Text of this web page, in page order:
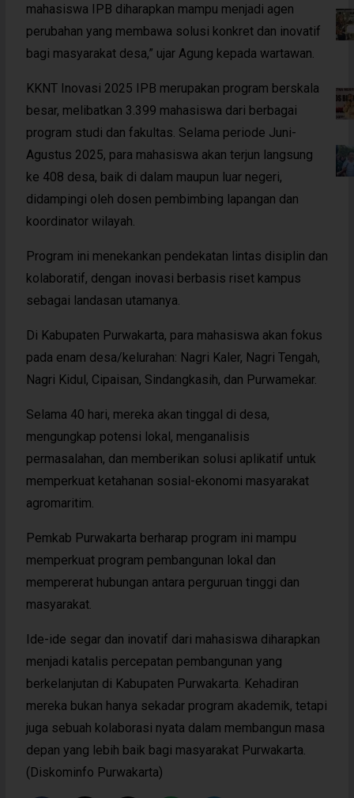
mahasiswa IPB diharapkan mampu menjadi agen
perubahan yang membawa solusi konkret dan inovatif
bagi masyarakat desa,” ujar Agung kepada wartawan.
KKNT Inovasi 2025 IPB merupakan program berskala
besar, melibatkan 3.399 mahasiswa dari berbagai
program studi dan fakultas. Selama periode Juni-
Agustus 2025, para mahasiswa akan terjun langsung
ke 408 desa, baik di dalam maupun luar negeri,
didampingi oleh dosen pembimbing lapangan dan
koordinator wilayah.
Program ini menekankan pendekatan lintas disiplin dan
kolaboratif, dengan inovasi berbasis riset kampus
sebagai landasan utamanya.
Di Kabupaten Purwakarta, para mahasiswa akan fokus
pada enam desa/kelurahan: Nagri Kaler, Nagri Tengah,
Nagri Kidul, Cipaisan, Sindangkasih, dan Purwamekar.
Selama 40 hari, mereka akan tinggal di desa,
mengungkap potensi lokal, menganalisis
permasalahan, dan memberikan solusi aplikatif untuk
memperkuat ketahanan sosial-ekonomi masyarakat
agromaritim.
Pemkab Purwakarta berharap program ini mampu
memperkuat program pembangunan lokal dan
mempererat hubungan antara perguruan tinggi dan
masyarakat.
Ide-ide segar dan inovatif dari mahasiswa diharapkan
menjadi katalis percepatan pembangunan yang
berkelanjutan di Kabupaten Purwakarta. Kehadiran
mereka bukan hanya sekadar program akademik, tetapi
juga sebuah kolaborasi nyata dalam membangun masa
depan yang lebih baik bagi masyarakat Purwakarta.
(Diskominfo Purwakarta)